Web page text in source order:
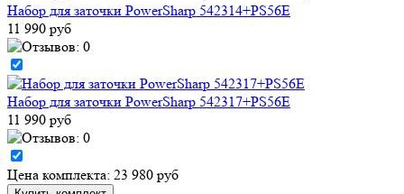
Набор для заточки PowerSharp 542314+PS56E
11 990 руб
Набор для заточки PowerSharp 542317+PS56E
11 990 руб
Цена комплекта: 23 980 руб